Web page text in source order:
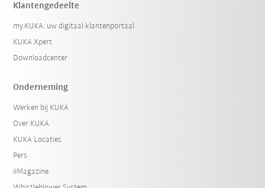
Klantengedeelte
my.KUKA: uw digitaal klantenportaal
KUKA Xpert
Downloadcenter
Onderneming
Werken bij KUKA
Over KUKA
KUKA Locaties
Pers
iiMagazine